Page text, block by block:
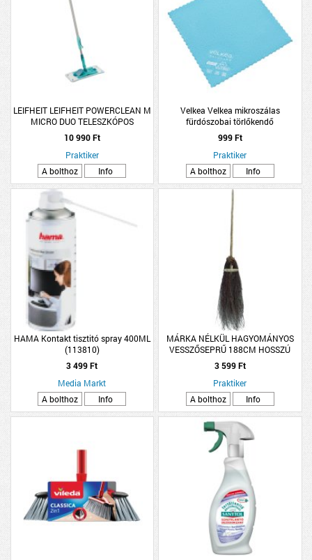
LEIFHEIT LEIFHEIT POWERCLEAN M
MICRO DUO TELESZKÓPOS
FELMOSÓ 88-145CM
10 990 Ft
Praktiker
A bolthoz
Info
Velkea Velkea mikroszálas
fürdószobai törlőkendő
999 Ft
Praktiker
A bolthoz
Info
HAMA Kontakt tisztitó spray 400ML
(113810)
3 499 Ft
Media Markt
A bolthoz
Info
MÁRKA NÉLKÜL HAGYOMÁNYOS
VESSZŐSEPRŰ 188CM HOSSZÚ
3 599 Ft
Praktiker
A bolthoz
Info